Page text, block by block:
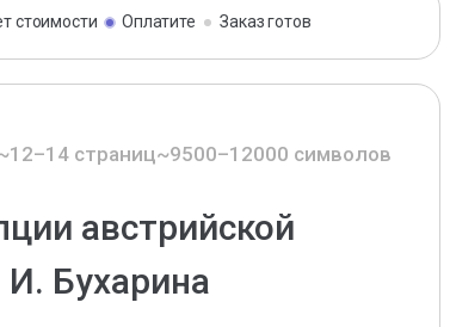
стоимости Оплатите Заказ готов
страниц~9500–12000 символов
австрийской
Бухарина